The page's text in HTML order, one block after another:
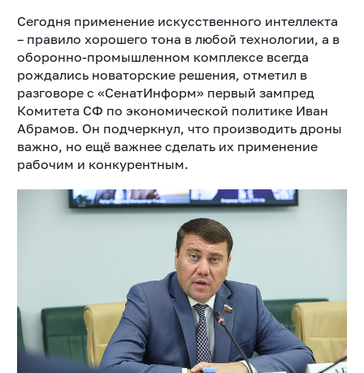
Сегодня применение искусственного интеллекта
– правило хорошего тона в любой технологии, а в
оборонно-промышленном комплексе всегда
рождались новаторские решения, отметил в
разговоре с «СенатИнформ» первый зампред
Комитета СФ по экономической политике Иван
Абрамов. Он подчеркнул, что производить дроны
важно, но ещё важнее сделать их применение
рабочим и конкурентным.